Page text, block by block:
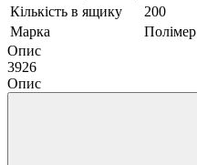
Кількість в ящику
200
Марка
Полімер
Опис
3926
Опис